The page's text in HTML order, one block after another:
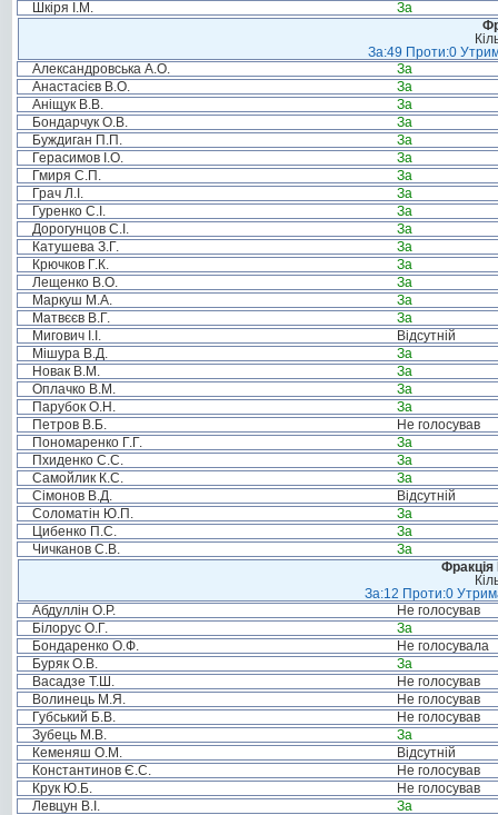
Шкіря І.М.
За
За:49 Проти:0
Александровська А.О.
За
Анастасієв В.О.
За
Аніщук В.В.
За
Бондарчук О.В.
За
Буждиган П.П.
За
Герасимов І.О.
За
Гмиря С.П.
За
Грач Л.І.
За
Гуренко С.І.
За
Дорогунцов С.І.
За
Катушева З.Г.
За
Крючков Г.К.
За
Лещенко В.О.
За
Маркуш М.А.
За
Матвєєв В.Г.
За
Мигович І.І.
Відсутній
Мішура В.Д.
За
Новак В.М.
За
Оплачко В.М.
За
Парубок О.Н.
За
Петров В.Б.
Не голосував
Пономаренко Г.Г.
За
Пхиденко С.С.
За
Самойлик К.С.
За
Сімонов В.Д.
Відсутній
Соломатін Ю.П.
За
Цибенко П.С.
За
Чичканов С.В.
За
За:12 Проти:0
Абдуллін О.Р.
Не голосував
Білорус О.Г.
За
Бондаренко О.Ф.
Не голосувала
Буряк О.В.
За
Васадзе Т.Ш.
Не голосував
Волинець М.Я.
Не голосував
Губський Б.В.
Не голосував
Зубець М.В.
За
Кеменяш О.М.
Відсутній
Константинов Є.С.
Не голосував
Крук Ю.Б.
Не голосував
Левцун В.І.
За